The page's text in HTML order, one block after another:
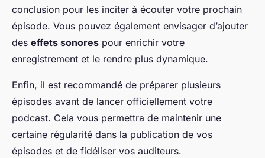
conclusion pour les inciter à écouter votre prochain
épisode. Vous pouvez également envisager d’ajouter
des effets sonores pour enrichir votre
enregistrement et le rendre plus dynamique.
Enfin, il est recommandé de préparer plusieurs
épisodes avant de lancer officiellement votre
podcast. Cela vous permettra de maintenir une
certaine régularité dans la publication de vos
épisodes et de fidéliser vos auditeurs.